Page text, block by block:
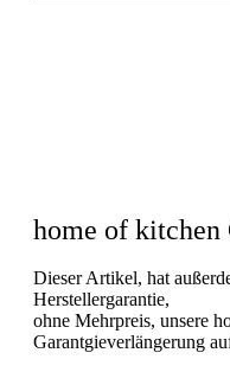
home of kitchen
Dieser Artikel, hat
Herstellergarantie,
ohne Mehrpreis, unsere
Garantgieverlängerung